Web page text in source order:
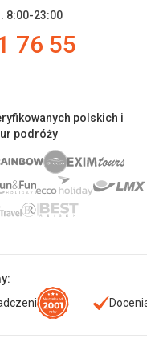
8:00-23:00
76 55
polskich i
podróży
Doceniani